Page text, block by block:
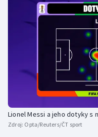
Lionel Messi a jeho dotyky s
Zdroj: Opta/Reuters/ČT sport